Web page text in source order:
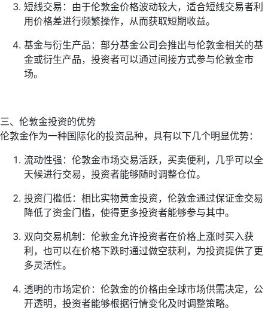
短线交易：由于伦敦金价格波动较大，适合短线交易者利
用价格差进行频繁操作，从而获取短期收益。
基金与衍生产品：部分基金公司会推出与伦敦金相关的基
金或衍生产品，投资者可以通过间接方式参与伦敦金市
场。
三、伦敦金投资的优势
伦敦金作为一种国际化的投资品种，具有以下几个明显优势：
流动性强：伦敦金市场交易活跃，买卖便利，几乎可以全
天候进行交易，投资者能够随时调整仓位。
投资门槛低：相比实物黄金投资，伦敦金通过保证金交易
降低了资金门槛，使得更多投资者能够参与其中。
双向交易机制：伦敦金允许投资者在价格上涨时买入获
利，也可以在价格下跌时通过做空获利，为投资提供了更
多灵活性。
透明的市场定价：伦敦金的价格由全球市场供需决定，公
开透明，投资者能够根据行情变化及时调整策略。